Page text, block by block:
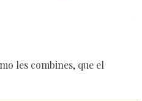
les combines, que el